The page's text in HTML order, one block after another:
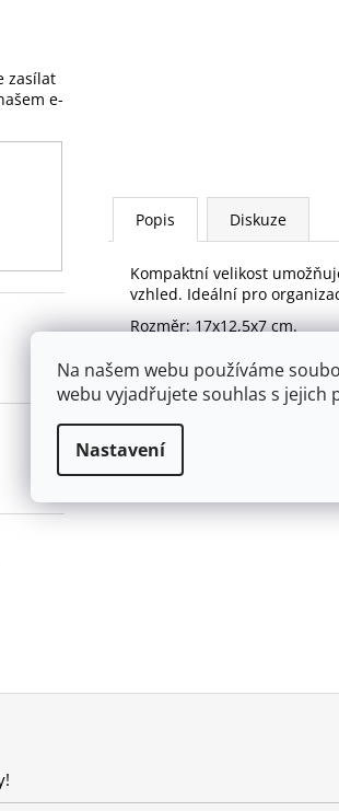
Na našem webu používáme
webu vyjadřujete souhlas s jejich
Nastavení
zasílat
e-
Popis Diskuze
Kompaktní velikost
vzhled. Ideální pro
Rozměr: 17x12,5x7 cm.